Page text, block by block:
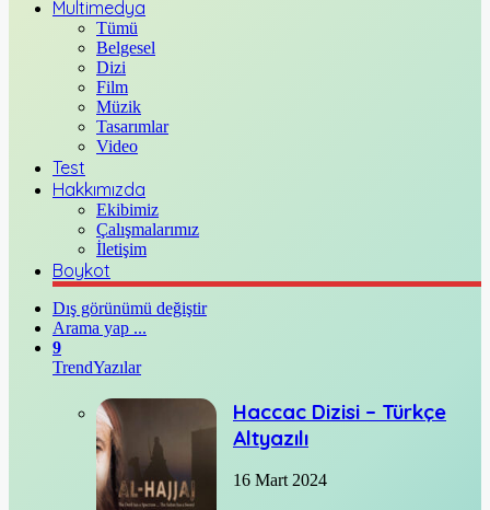
Multimedya
Tümü
Belgesel
Dizi
Film
Müzik
Tasarımlar
Video
Test
Hakkımızda
Ekibimiz
Çalışmalarımız
İletişim
Boykot
Dış görünümü değiştir
Arama yap ...
9
TrendYazılar
Haccac Dizisi – Türkçe
Altyazılı
16 Mart 2024